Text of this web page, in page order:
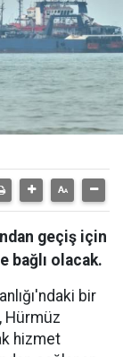
geçiş için
bağlı olacak.
bir
Hürmüz
hizmet